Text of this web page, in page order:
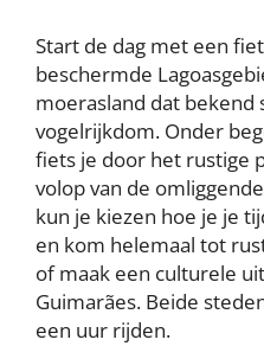
Start de dag met een
beschermde
moerasland dat bekend
vogelrijkdom. Onder
fiets je door het rustige
volop van de
kun je kiezen hoe je je
en kom helemaal tot
of maak een culturele
Guimarães. Beide
een uur rijden.